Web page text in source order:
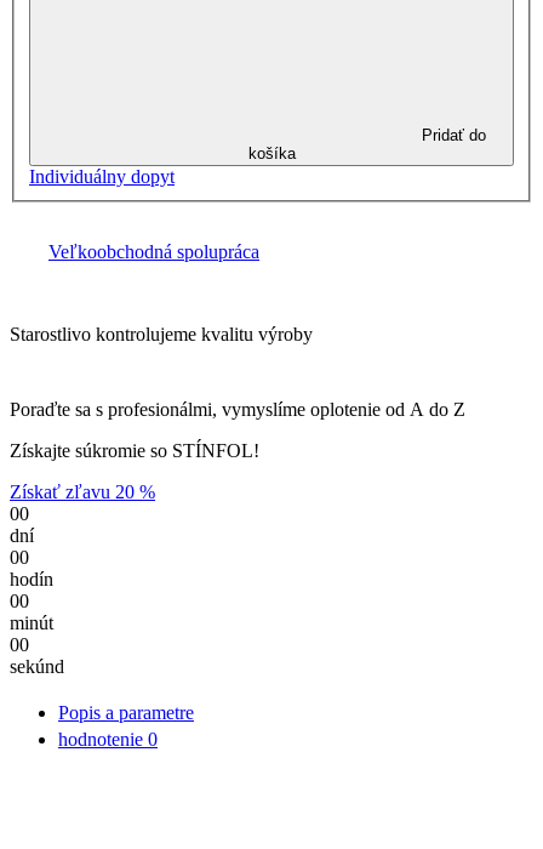
Pridať do
košíka
Individuálny dopyt
Veľkoobchodná spolupráca
Starostlivo kontrolujeme kvalitu výroby
Poraďte sa s profesionálmi, vymyslíme oplotenie od A do Z
Získajte súkromie so STÍNFOL!
Získať zľavu 20 %
00
dní
00
hodín
00
minút
00
sekúnd
Popis a parametre
hodnotenie 0